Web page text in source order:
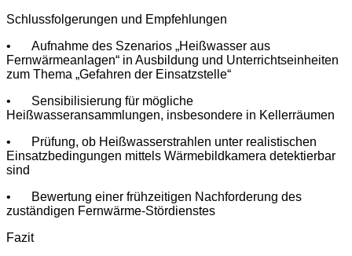
Schlussfolgerungen und Empfehlungen
•
Aufnahme des Szenarios „Heißwasser aus
Fernwärmeanlagen“ in Ausbildung und Unterrichtseinheiten
zum Thema „Gefahren der Einsatzstelle“
•
Sensibilisierung für mögliche
Heißwasseransammlungen, insbesondere in Kellerräumen
•
Prüfung, ob Heißwasserstrahlen unter realistischen
Einsatzbedingungen mittels Wärmebildkamera detektierbar
sind
•
Bewertung einer frühzeitigen Nachforderung des
zuständigen Fernwärme-Stördienstes
Fazit